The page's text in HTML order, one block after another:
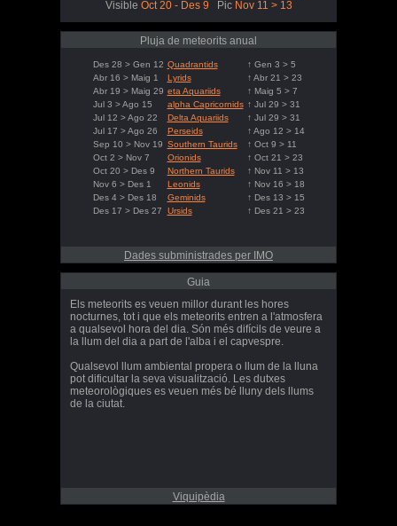
Visible Oct 20 - Des 9 Pic Nov 11 > 13
Pluja de meteorits anual
Des 28 > Gen 12 Quadrantids
↑ Gen 3 > 5
Abr 16 > Maig 1
Lyrids
↑ Abr 21 > 23
Abr 19 > Maig 29 eta Aquariids
↑ Maig 5 > 7
Jul 3 > Ago 15
alpha Capricornids ↑ Jul 29 > 31
Jul 12 > Ago 22
Delta Aquariids
↑ Jul 29 > 31
Jul 17 > Ago 26
Perseids
↑ Ago 12 > 14
Sep 10 > Nov 19 Southern Taurids
↑ Oct 9 > 11
Oct 2 > Nov 7
Orionids
↑ Oct 21 > 23
Oct 20 > Des 9
Northern Taurids
↑ Nov 11 > 13
Nov 6 > Des 1
Leonids
↑ Nov 16 > 18
Des 4 > Des 18
Geminids
↑ Des 13 > 15
Des 17 > Des 27
Ursids ↑ Des 21 > 23
Dades subministrades per IMO
Guia
Els meteorits es veuen millor durant les hores
nocturnes, tot i que els meteorits entren a l'atmosfera
a qualsevol hora del dia. Són més difícils de veure a
la llum del dia a part de l'alba i el capvespre.
Qualsevol llum ambiental propera o llum de la lluna
pot dificultar la seva visualització. Les dutxes
meteorològiques es veuen més bé lluny dels llums
de la ciutat.
Viquipèdia